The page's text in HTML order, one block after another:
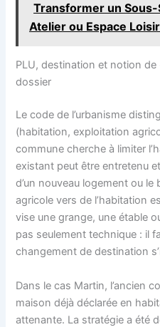
Transformer un
Atelier ou Espace
PLU, destination et notion
dossier
Le code de l’urbanisme
(habitation, exploitation
commune cherche à limiter
existant peut être entretenu
d’un nouveau logement ou le
agricole vers de l’habitation
vise une grange, une étable
pas seulement technique : il
changement de destination
Dans le cas Martin, l’ancien
maison déjà déclarée en
attenante. La stratégie a été